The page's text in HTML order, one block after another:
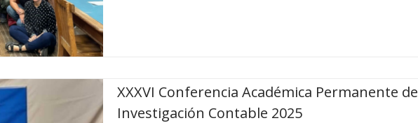
XXXVI Conferencia Académica Permanente de
Investigación Contable 2025